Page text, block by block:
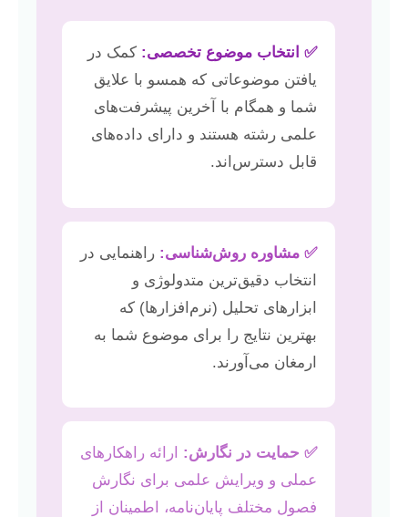
✅ انتخاب موضوع تخصصی: کمک در
یافتن موضوعاتی که همسو با علایق
شما و همگام با آخرین پیشرفت‌های
علمی رشته هستند و دارای داده‌های
قابل دسترس‌اند.
✅ مشاوره روش‌شناسی: راهنمایی در
انتخاب دقیق‌ترین متدولوژی و
ابزارهای تحلیل (نرم‌افزارها) که
بهترین نتایج را برای موضوع شما به
ارمغان می‌آورند.
✅ حمایت در نگارش: ارائه راهکارهای
عملی و ویرایش علمی برای نگارش
فصول مختلف پایان‌نامه، اطمینان از